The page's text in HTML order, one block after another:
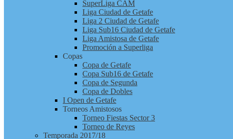
SuperLiga CAM
Liga Ciudad de Getafe
Liga 2 Ciudad de Getafe
Liga Sub16 Ciudad de Getafe
Liga Amistosa de Getafe
Promoción a Superliga
Copas
Copa de Getafe
Copa Sub16 de Getafe
Copa de Segunda
Copa de Dobles
I Open de Getafe
Torneos Amistosos
Torneo Fiestas Sector 3
Torneo de Reyes
Temporada 2017/18